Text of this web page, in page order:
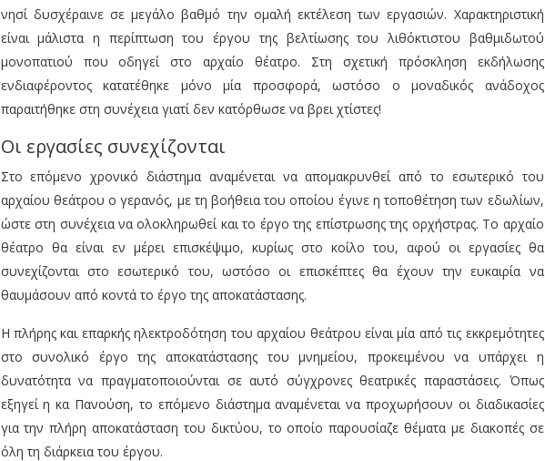
νησί δυσχέραινε σε μεγάλο βαθμό την ομαλή εκτέλεση των εργασιών. Χαρακτηριστική
είναι μάλιστα η περίπτωση του έργου της βελτίωσης του λιθόκτιστου βαθμιδωτού
μονοπατιού που οδηγεί στο αρχαίο θέατρο. Στη σχετική πρόσκληση εκδήλωσης
ενδιαφέροντος κατατέθηκε μόνο μία προσφορά, ωστόσο ο μοναδικός ανάδοχος
παραιτήθηκε στη συνέχεια γιατί δεν κατόρθωσε να βρει χτίστες!
Οι εργασίες συνεχίζονται
Στο επόμενο χρονικό διάστημα αναμένεται να απομακρυνθεί από το εσωτερικό του
αρχαίου θεάτρου ο γερανός, με τη βοήθεια του οποίου έγινε η τοποθέτηση των εδωλίων,
ώστε στη συνέχεια να ολοκληρωθεί και το έργο της επίστρωσης της ορχήστρας. Το αρχαίο
θέατρο θα είναι εν μέρει επισκέψιμο, κυρίως στο κοίλο του, αφού οι εργασίες θα
συνεχίζονται στο εσωτερικό του, ωστόσο οι επισκέπτες θα έχουν την ευκαιρία να
θαυμάσουν από κοντά το έργο της αποκατάστασης.
Η πλήρης και επαρκής ηλεκτροδότηση του αρχαίου θεάτρου είναι μία από τις εκκρεμότητες
στο συνολικό έργο της αποκατάστασης του μνημείου, προκειμένου να υπάρχει η
δυνατότητα να πραγματοποιούνται σε αυτό σύγχρονες θεατρικές παραστάσεις. Όπως
εξηγεί η κα Πανούση, το επόμενο διάστημα αναμένεται να προχωρήσουν οι διαδικασίες
για την πλήρη αποκατάσταση του δικτύου, το οποίο παρουσίαζε θέματα με διακοπές σε
όλη τη διάρκεια του έργου.